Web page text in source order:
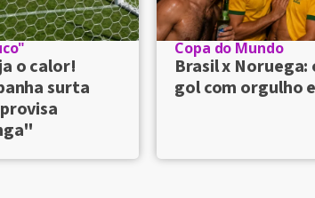
o calor!
surta
Copa do Mundo
Brasil x
gol com orgulho